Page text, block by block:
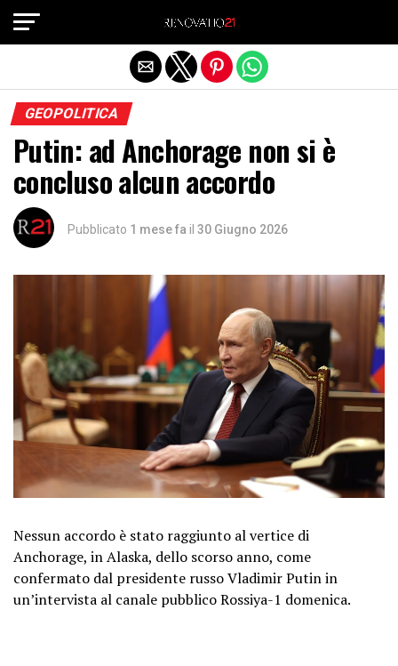
GEOPOLITICA
Putin: ad Anchorage non si è
concluso alcun accordo
Pubblicato 1 mese fa il 30 Giugno 2026
Nessun accordo è stato raggiunto al vertice di
Anchorage, in Alaska, dello scorso anno, come
confermato dal presidente russo Vladimir Putin in
un’intervista al canale pubblico Rossiya-1 domenica.
Exit mobile version